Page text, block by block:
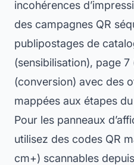
incohérences
des campagnes QR
publipostages de
(sensibilisation), page
(conversion) avec des
mappées aux étapes
Pour les panneaux
utilisez des codes QR
cm+) scannables